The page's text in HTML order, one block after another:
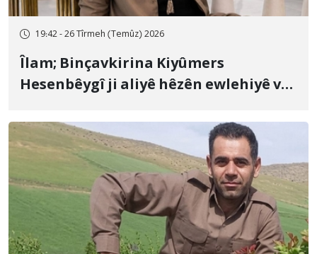
19:42 - 26 Tîrmeh (Temûz) 2026
Îlam; Binçavkirina Kiyûmers
Hesenbêygî ji aliyê hêzên ewlehiyê ve